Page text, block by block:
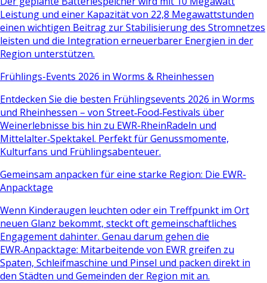
Leistung und einer Kapazität von 22,8 Megawattstunden
einen wichtigen Beitrag zur Stabilisierung des Stromnetzes
leisten und die Integration erneuerbarer Energien in der
Region unterstützen.
Frühlings-Events 2026 in Worms & Rheinhessen
Entdecken Sie die besten Frühlingsevents 2026 in Worms
und Rheinhessen – von Street‑Food‑Festivals über
Weinerlebnisse bis hin zu EWR-RheinRadeln und
Mittelalter‑Spektakel. Perfekt für Genussmomente,
Kulturfans und Frühlingsabenteuer.
Gemeinsam anpacken für eine starke Region: Die EWR-
Anpacktage
Wenn Kinderaugen leuchten oder ein Treffpunkt im Ort
neuen Glanz bekommt, steckt oft gemeinschaftliches
Engagement dahinter. Genau darum gehen die
EWR‑Anpacktage: Mitarbeitende von EWR greifen zu
Spaten, Schleifmaschine und Pinsel und packen direkt in
den Städten und Gemeinden der Region mit an.